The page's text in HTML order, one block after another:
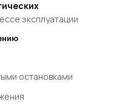
эксплуатации
остановками